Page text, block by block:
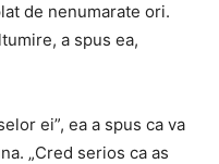
de nenumarate ori.
a spus ea,
ei”, ea a spus ca va
„Cred serios ca as